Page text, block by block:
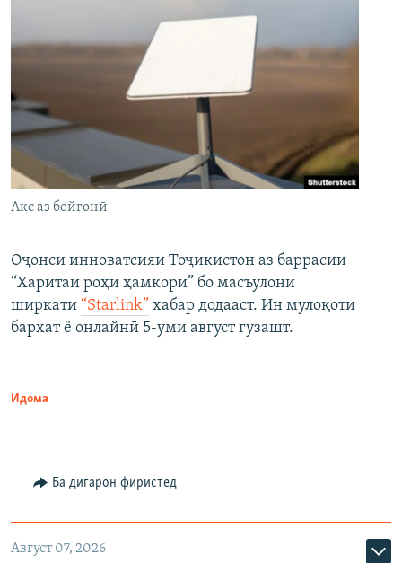
Акс аз бойгонӣ
Оҷонси инноватсияи Тоҷикистон аз баррасии
“Харитаи роҳи ҳамкорӣ” бо масъулони
ширкати “Starlink” хабар додааст. Ин мулоқоти
бархат ё онлайнӣ 5-уми август гузашт.
Идома
Ба дигарон фиристед
Август 07, 2026